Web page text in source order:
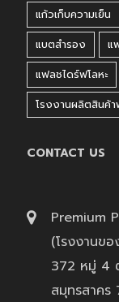
แก้วเก็บความเย็น
แบตสำรอง
แ
แฟลชไดร์ฟโลหะ
โรงงานผลิตสินค้า
CONTACT US
Premium
(โรงงานข
372 หมู่ 4
สมุทรสาคร